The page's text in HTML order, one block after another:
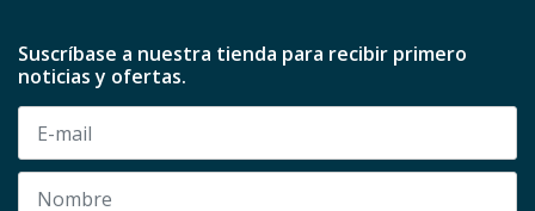
Suscríbase a nuestra tienda para recibir primero
noticias y ofertas.